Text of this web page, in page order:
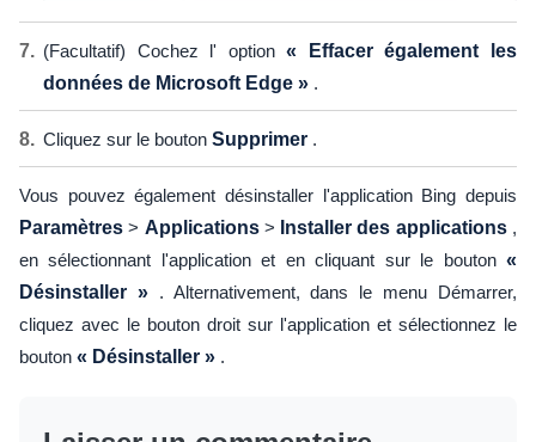
(Facultatif) Cochez l' option« Effacer également les
données de Microsoft Edge » .
Cliquez sur le bouton Supprimer .
Vous pouvez également désinstaller l'application Bing depuis
Paramètres > Applications> Installer des applications,
en sélectionnant l'application et en cliquant sur le bouton «
Désinstaller ». Alternativement, dans le menu Démarrer,
cliquez avec le bouton droit sur l'application et sélectionnez le
bouton « Désinstaller » .